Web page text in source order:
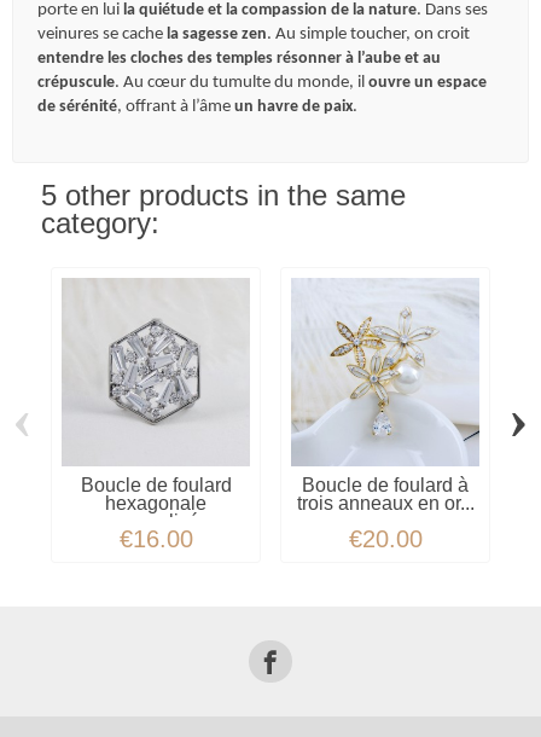
porte en lui la quiétude et la compassion de la nature. Dans ses
veinures se cache la sagesse zen. Au simple toucher, on croit
entendre les cloches des temples résonner à l’aube et au
crépuscule. Au cœur du tumulte du monde, il ouvre un espace
de sérénité, offrant à l’âme un havre de paix.
5 other products in the same
category:
Boucle de foulard
hexagonale
personnalisée...
€16.00
Boucle de foulard à
trois anneaux en or...
€20.00
‹ ›